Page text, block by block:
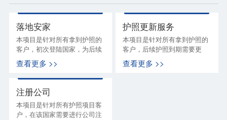
落地安家
本项目是针对所有拿到护照的
客户，初次登陆国家，为后续
在该国家生活，本公司提供一
系列海外服务,让您落地无忧,
带您走进我们贴心的后续服务
查看更多 >>
护照更新服务
本项目是针对所有拿到护照的
客户，后续护照到期需要更
新，境华为客户提供的贴心更
新服务
查看更多 >>
注册公司
本项目是针对所有护照项目客
户，在该国家需要进行公司注